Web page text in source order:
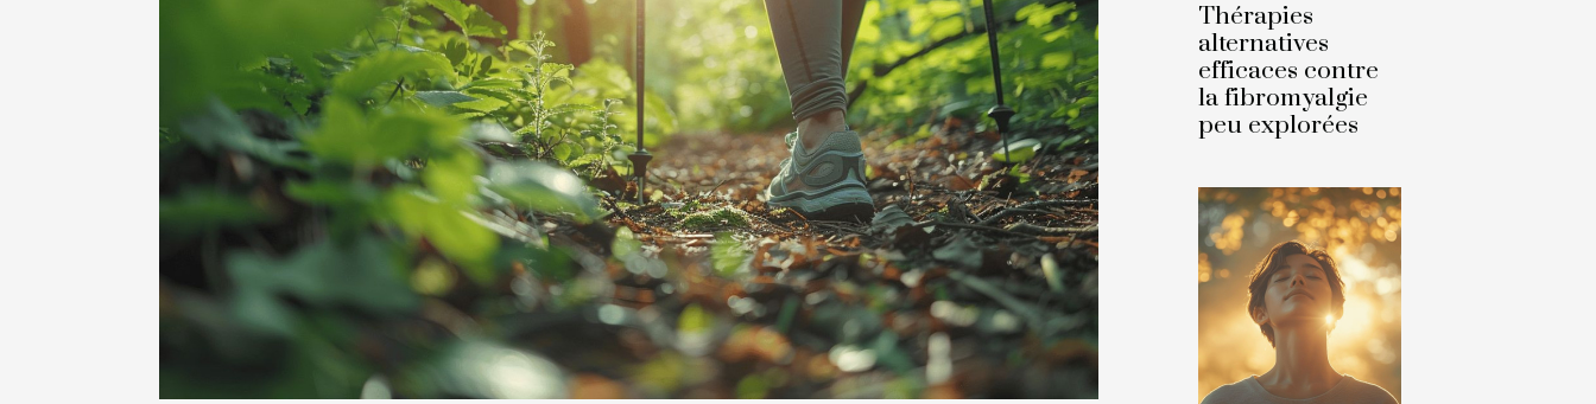
Thérapies
alternatives
efficaces contre
la fibromyalgie
peu explorées